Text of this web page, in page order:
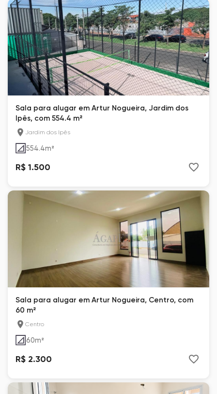
Sala para alugar em Artur Nogueira, Jardim dos
Ipês, com 554.4 m²
Jardim dos Ipês
554.4m²
R$ 1.500
Sala para alugar em Artur Nogueira, Centro, com
60 m²
Centro
60m²
R$ 2.300